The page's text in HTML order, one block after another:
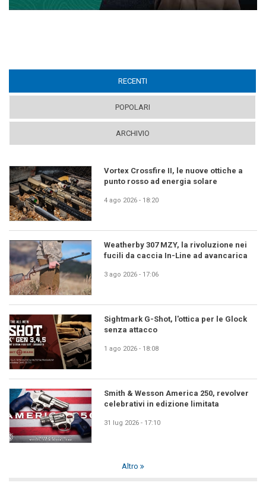
RECENTI
POPOLARI
ARCHIVIO
Vortex Crossfire II, le nuove ottiche a
punto rosso ad energia solare
4 ago 2026 - 18:20
Weatherby 307 MZY, la rivoluzione nei
fucili da caccia In-Line ad avancarica
3 ago 2026 - 17:06
Sightmark G-Shot, l'ottica per le Glock
senza attacco
1 ago 2026 - 18:08
Smith & Wesson America 250, revolver
celebrativi in edizione limitata
31 lug 2026 - 17:10
Altro